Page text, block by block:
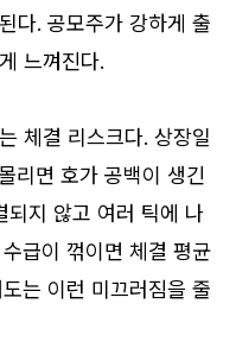
다. 공모주가 강하게 출
느껴진다.
체결 리스크다. 상장일
리면 호가 공백이 생긴
되지 않고 여러 틱에 나
급이 꺾이면 체결 평균
는 이런 미끄러짐을 줄